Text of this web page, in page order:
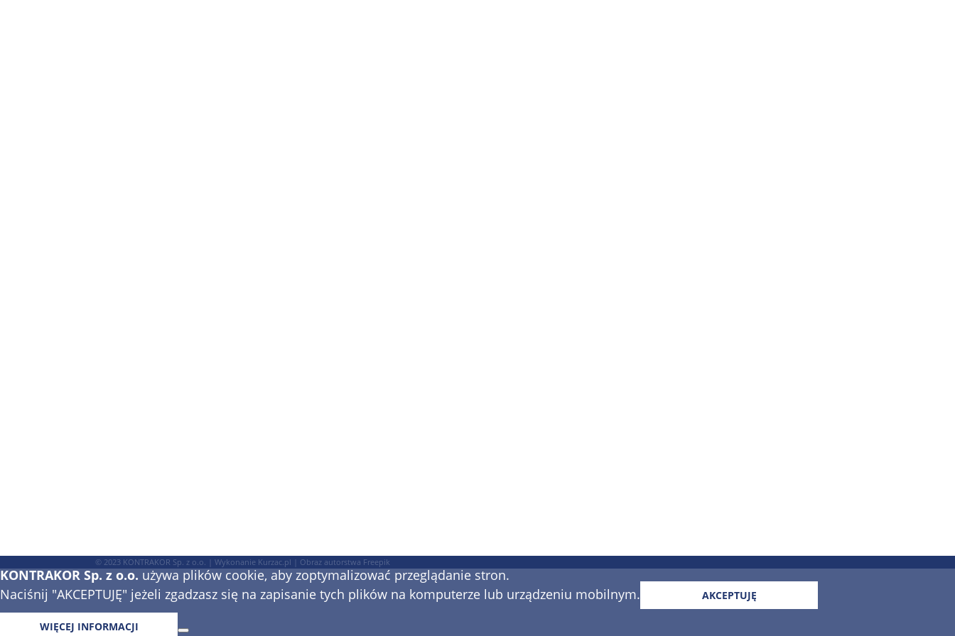
© 2023 KONTRAKOR Sp. z o.o. | Wykonanie Kurzac.pl | Obraz autorstwa Freepik
KONTRAKOR Sp. z o.o. używa plików cookie, aby zoptymalizować przeglądanie stron.
Naciśnij "AKCEPTUJĘ" jeżeli zgadzasz się na zapisanie tych plików na komputerze lub urządzeniu mobilnym.
AKCEPTUJĘ
WIĘCEJ INFORMACJI